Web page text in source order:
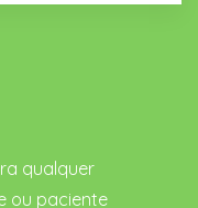
qualquer
ou paciente